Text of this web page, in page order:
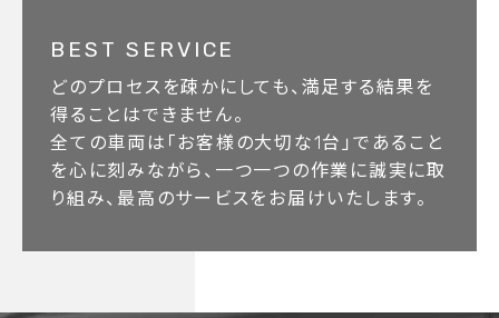
BEST SERVICE
どのプロセスを疎かにしても、満足する結果を
得ることはできません。
全ての車両は「お客様の大切な1台」であること
を心に刻みながら、一つ一つの作業に誠実に取
り組み、最高のサービスをお届けいたします。